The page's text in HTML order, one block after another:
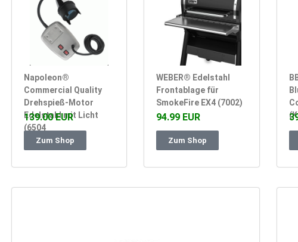
Napoleon®
Commercial Quality
Drehspieß-Motor
Edelstahl mit Licht
(6504
139.00 EUR
Zum Shop
WEBER® Edelstahl
Frontablage für
SmokeFire EX4 (7002)
94.99 EUR
Zum Shop